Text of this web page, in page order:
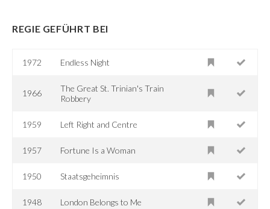
REGIE GEFÜHRT BEI
1972 Endless Night
1966
The Great St. Trinian's Train
Robbery
1959 Left Right and Centre
1957 Fortune Is a Woman
1950 Staatsgeheimnis
1948 London Belongs to Me